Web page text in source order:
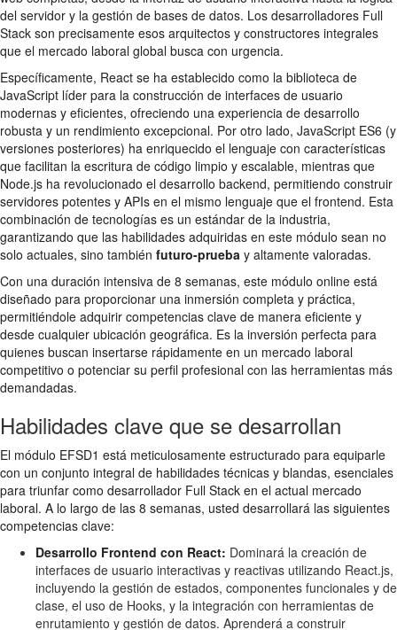
del servidor y la gestión de bases de datos. Los desarrolladores Full
Stack son precisamente esos arquitectos y constructores integrales
que el mercado laboral global busca con urgencia.
Específicamente, React se ha establecido como la biblioteca de
JavaScript líder para la construcción de interfaces de usuario
modernas y eficientes, ofreciendo una experiencia de desarrollo
robusta y un rendimiento excepcional. Por otro lado, JavaScript ES6 (y
versiones posteriores) ha enriquecido el lenguaje con características
que facilitan la escritura de código limpio y escalable, mientras que
Node.js ha revolucionado el desarrollo backend, permitiendo construir
servidores potentes y APIs en el mismo lenguaje que el frontend. Esta
combinación de tecnologías es un estándar de la industria,
garantizando que las habilidades adquiridas en este módulo sean no
solo actuales, sino también futuro-prueba y altamente valoradas.
Con una duración intensiva de 8 semanas, este módulo online está
diseñado para proporcionar una inmersión completa y práctica,
permitiéndole adquirir competencias clave de manera eficiente y
desde cualquier ubicación geográfica. Es la inversión perfecta para
quienes buscan insertarse rápidamente en un mercado laboral
competitivo o potenciar su perfil profesional con las herramientas más
demandadas.
Habilidades clave que se desarrollan
El módulo EFSD1 está meticulosamente estructurado para equiparle
con un conjunto integral de habilidades técnicas y blandas, esenciales
para triunfar como desarrollador Full Stack en el actual mercado
laboral. A lo largo de las 8 semanas, usted desarrollará las siguientes
competencias clave:
Desarrollo Frontend con React: Dominará la creación de
interfaces de usuario interactivas y reactivas utilizando React.js,
incluyendo la gestión de estados, componentes funcionales y de
clase, el uso de Hooks, y la integración con herramientas de
enrutamiento y gestión de datos. Aprenderá a construir